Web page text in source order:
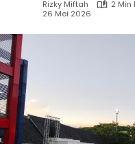
Rizky Miftah
2 Min
26 Mei 2026